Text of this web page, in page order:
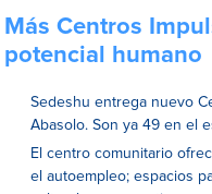
Más Centros
potencial humano
Sedeshu entrega nuevo
Abasolo. Son ya 49 en el
El centro comunitario
el autoempleo; espacios